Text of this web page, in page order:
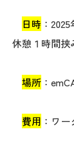
日時 ：
休憩１時間挟
場所 ：
費用 ：ワ